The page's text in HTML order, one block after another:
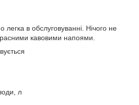
в обслуговуванні. Нічого не
кавовими напоями.
л